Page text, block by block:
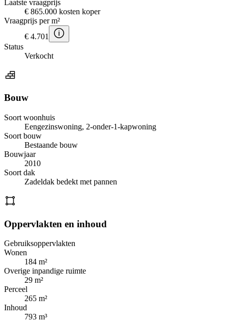
Laatste vraagprijs
€ 865.000 kosten koper
Vraagprijs per m²
€ 4.701
Status
Verkocht
Bouw
Soort woonhuis
Eengezinswoning, 2-onder-1-kapwoning
Soort bouw
Bestaande bouw
Bouwjaar
2010
Soort dak
Zadeldak bedekt met pannen
Oppervlakten en inhoud
Gebruiksoppervlakten
Wonen
184 m²
Overige inpandige ruimte
29 m²
Perceel
265 m²
Inhoud
793 m³